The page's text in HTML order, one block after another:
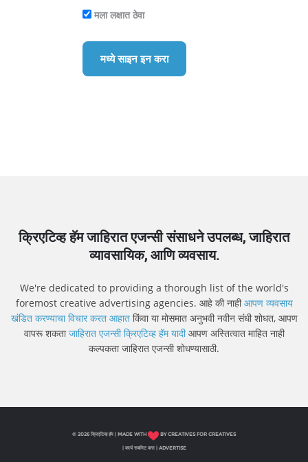
मला लक्षात ठेवा
क्रिएटिव्ह हॅम जाहिरात एजन्सी संसाधने उपलब्ध, जाहिरात
व्यावसायिक, आणि व्यवसाय.
We're dedicated to providing a thorough list of the world's
foremost creative advertising agencies. आहे की नाहीआपण व्यवसाय
खंडित करण्याचा विचार करत आहातकिंवा या मोसमात अनुभवी नवीन संधी शोधत, आपण
वापरू शकताजाहिरात एजन्सी क्रिएटिव्ह हॅम यादीआपण अस्तित्वात माहित नाही
कल्पकता जाहिरात एजन्सी शोधण्यासाठी.
© 2026 क्रिएटिव्ह हॅम | MADE WITH BY CREATIVES FOR CREATIVES
कार्य सबमिट करा| ADVERTISE